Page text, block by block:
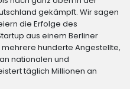
gekämpft. Wir sagen
die Erfolge des
aus einem Berliner
hunderte Angestellte,
nationalen und
täglich Millionen an